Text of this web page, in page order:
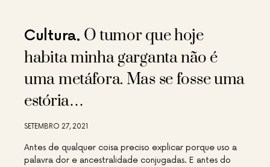
Cultura O tumor que hoje
habita minha garganta não é
uma metáfora. Mas se fosse uma
estória…
SETEMBRO 27, 2021
Antes de qualquer coisa preciso explicar porque uso a
palavra dor e ancestralidade conjugadas. E antes do